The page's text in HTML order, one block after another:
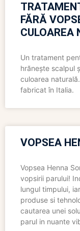
FĂRĂ
CULOAREA
Un tratament
hrănește scalpul
culoarea
fabricat în Italia.
VOPSEA
Vopsea Henna
vopsirii parului!
lungul timpului,
produse si
cautarea unei
parul in nuante